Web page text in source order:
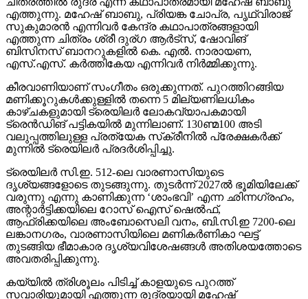
എത്തുന്നു. മഹേഷ് ബാബു, പ്രിയങ്ക ചോപ്ര, പൃഥ്വിരാജ്
സുകുമാരന്‍ എന്നിവര്‍ കേന്ദ്ര കഥാപാത്രങ്ങളായി
എത്തുന്ന ചിത്രം ശ്രീ ദുര്ഗ ആര്‍ട്‌സ്, ഷോവിങ്
ബിസിനസ് ബാനറുകളില്‍ കെ. എല്‍. നാരായണ,
എസ്.എസ്. കര്‍ത്തികേയ എന്നിവര്‍ നിര്‍മ്മിക്കുന്നു.
കീരവാണിയാണ് സംഗീതം ഒരുക്കുന്നത്. പുറത്തിറങ്ങിയ
മണിക്കൂറുകള്‍ക്കുള്ളില്‍ തന്നെ 5 മില്യണിലധികം
കാഴ്ചകളുമായി ട്രെയിലര്‍ ലോകവ്യാപകമായി
ട്രെന്‍ഡിങ് പട്ടികയില്‍ മുന്നിലാണ്. 130ണ്മ100 അടി
വലുപ്പത്തിലുള്ള പ്രത്യേക സ്‌ക്രീനില്‍ പ്രേക്ഷകര്‍ക്ക്
മുന്നില്‍ ട്രെയിലര്‍ പ്രദര്‍ശിപ്പിച്ചു.
ട്രെയിലര്‍ സി.ഇ. 512-ലെ വാരണാസിയുടെ
ദൃശ്യങ്ങളോടെ തുടങ്ങുന്നു. തുടര്‍ന്ന് 2027ല്‍ ഭൂമിയിലേക്ക്
വരുന്നു എന്നു കാണിക്കുന്ന ‘ശാംഭവി’ എന്ന ഛിന്നഗ്രഹം,
അന്റാര്‍ട്ടിക്കയിലെ റോസ് ഐസ് ഷെല്‍ഫ്,
ആഫ്രിക്കയിലെ അംബോസെലി വനം, ബി.സി.ഇ 7200-ലെ
ലങ്കാനഗരം, വാരണാസിയിലെ മണികര്‍ണികാ ഘട്ട്
തുടങ്ങിയ ഭീമാകാര ദൃശ്യവിശേഷങ്ങള്‍ അതിശയത്തോടെ
അവതരിപ്പിക്കുന്നു.
കയ്യില്‍ ത്രിശൂലം പിടിച്ച് കാളയുടെ പുറത്ത്
സവാരിയുമായി എത്തുന്ന രുദ്രയായി മഹേഷ്